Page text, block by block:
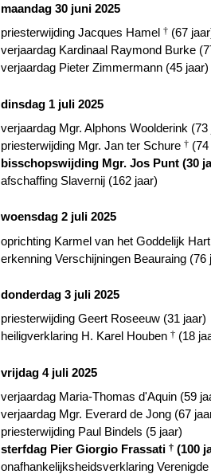
maandag 30 juni 2025
priesterwijding Jacques Hamel † (67
verjaardag Kardinaal Raymond Burke
verjaardag Pieter Zimmermann (45 jaar)
dinsdag 1 juli 2025
verjaardag Mgr. Alphons Woolderink (73
priesterwijding Mgr. Jan ter Schure †
bisschopswijding Mgr. Jos Punt (30
afschaffing Slavernij (162 jaar)
woensdag 2 juli 2025
oprichting Karmel van het Goddelijk
erkenning Verschijningen Beauraing (76
donderdag 3 juli 2025
priesterwijding Geert Roseeuw (31 jaar)
heiligverklaring H. Karel Houben † (18
vrijdag 4 juli 2025
verjaardag Maria-Thomas d'Aquin (59
verjaardag Mgr. Everard de Jong (67
priesterwijding Paul Bindels (5 jaar)
sterfdag Pier Giorgio Frassati † (100
onafhankelijksheidsverklaring